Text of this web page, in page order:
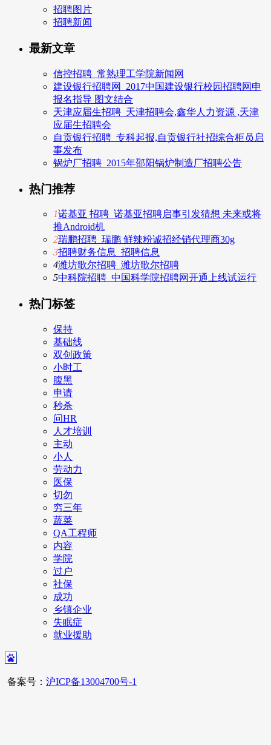
招聘图片
招聘新闻
最新文章
信控招聘_常熟理工学院新闻网
建设银行招聘网_2017中国建设银行校园招聘网申
报名指导 图文结合
天津应届生招聘_天津招聘会,鑫华人力资源 ,天津
应届生招聘会
自贡银行招聘_专科起报,自贡银行社招综合柜员启
事发布
锅炉厂招聘_2015年邵阳锅炉制造厂招聘公告
热门推荐
1诺基亚 招聘_诺基亚招聘启事引发猜想 未来或将
推Android机
2瑞鹏招聘_瑞鹏 鲜辣粉诚招经销代理商30g
3招聘财务信息_招聘信息
4潍坊歌尔招聘_潍坊歌尔招聘
5中科院招聘_中国科学院招聘网开通上线试运行
热门标签
保持
基础线
双创政策
小时工
腹黑
申请
秒杀
问HR
人才培训
主动
小人
劳动力
医保
切勿
穷三年
蔬菜
QA工程师
内容
学院
过户
社保
成功
乡镇企业
失眠症
就业援助
备案号： 沪ICP备13004700号-1